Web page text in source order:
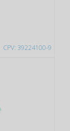
CPV: 39224100-9